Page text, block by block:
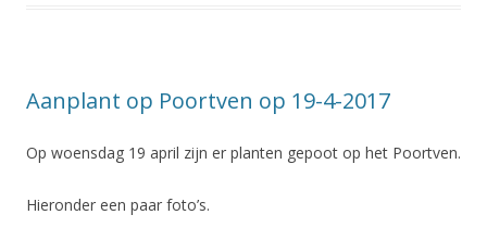
Aanplant op Poortven op 19-4-2017
Op woensdag 19 april zijn er planten gepoot op het Poortven.
Hieronder een paar foto’s.